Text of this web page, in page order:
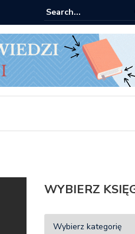
Znak: książki od 2,90 zł do
WYBIERZ